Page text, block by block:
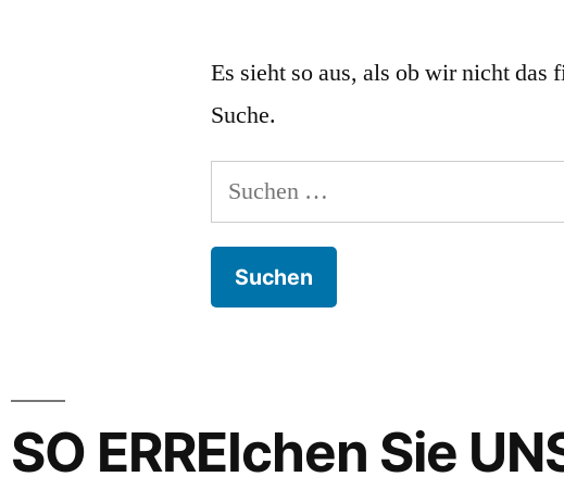
Es sieht so aus, als ob wir nicht
Suche.
SO ERREIchen Sie